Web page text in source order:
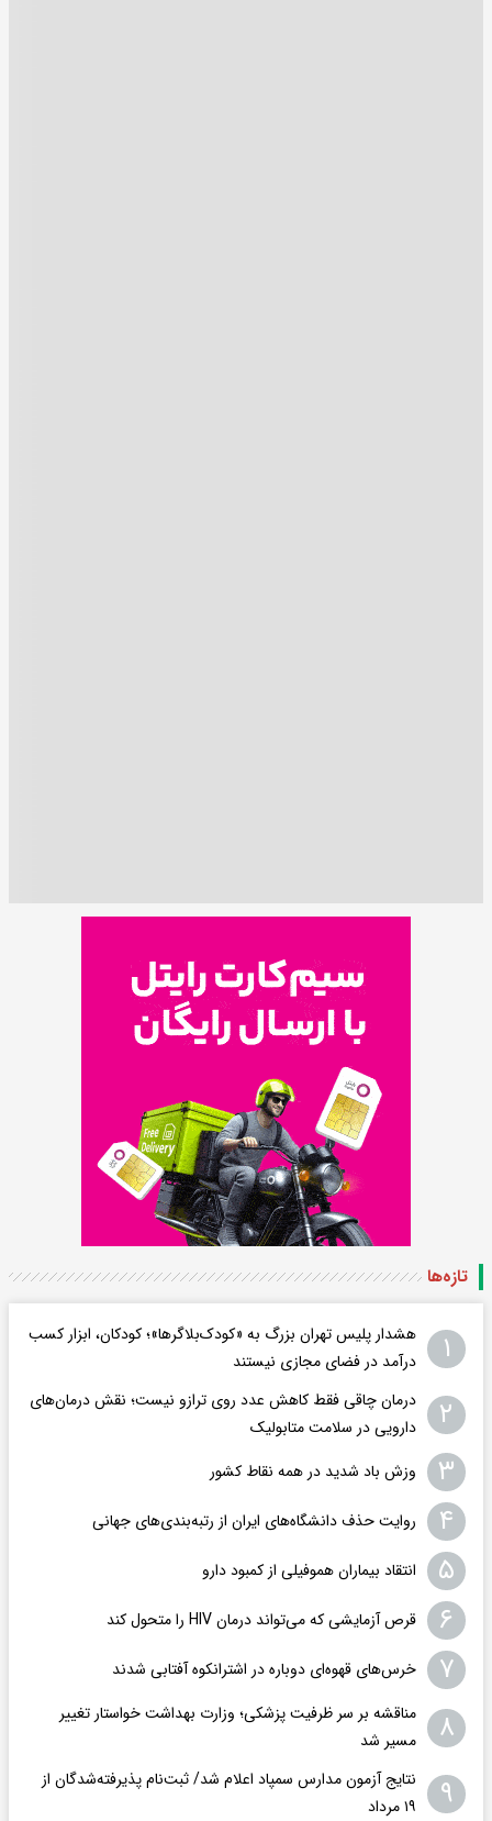
تازه‌ها
۱
هشدار پلیس تهران بزرگ به «کودک‌بلاگرها»؛ کودکان، ابزار کسب
درآمد در فضای مجازی نیستند
۲
درمان چاقی فقط کاهش عدد روی ترازو نیست؛ نقش درمان‌های
دارویی در سلامت متابولیک
۳ وزش باد شدید در همه نقاط کشور
۴ روایت حذف دانشگاه‌های ایران از رتبه‌بندی‌های جهانی
۵ انتقاد بیماران هموفیلی از کمبود دارو
۶ قرص آزمایشی که می‌تواند درمان HIV را متحول کند
۷ خرس‌های قهوه‌ای دوباره در اشترانکوه آفتابی شدند
۸
مناقشه بر سر ظرفیت پزشکی؛ وزارت بهداشت خواستار تغییر
مسیر شد
۹
نتایج آزمون مدارس سمپاد اعلام شد/ ثبت‌نام پذیرفته‌شدگان از
۱۹ مرداد